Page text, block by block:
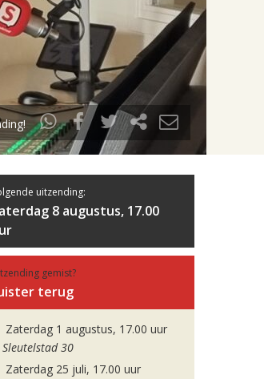
uitzending:
8 augustus, 17.00
gemist?
terug
Zaterdag 1 augustus, 17.00 uur
Sleutelstad 30
Zaterdag 25 juli, 17.00 uur